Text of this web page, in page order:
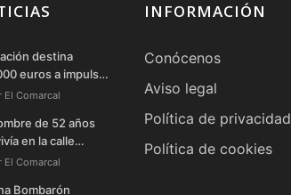
destina
euros a impulsar
de grandes
durante 2026
El Comarcal
de 52 años
en la calle
en Órgiva tras
El Comarcal
Bombarón
INFORMACIÓN
Conócenos
Aviso legal
Política de privacidad
Política de cookies